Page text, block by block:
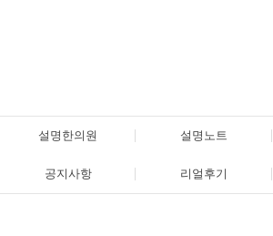
설명한의원 설명노트
공지사항 리얼후기